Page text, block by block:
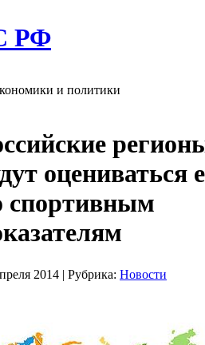
РФ
и политики
оцениваться
спортивным
2014 | Рубрика: Новости